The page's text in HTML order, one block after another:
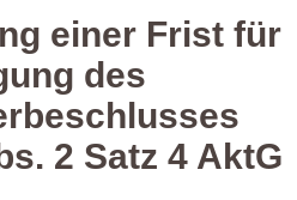
einer Frist für
des
2 Satz 4 AktG